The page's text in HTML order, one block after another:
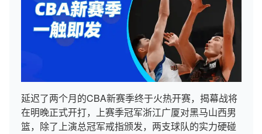
延迟了两个月的CBA新赛季终于火热开赛，揭幕战将
在明晚正式开打，上赛季冠军浙江广厦对黑马山西男
篮，除了上演总冠军戒指颁发，两支球队的实力硬碰